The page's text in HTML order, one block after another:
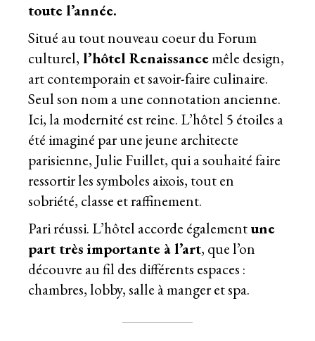
toute l’année.
Situé au tout nouveau coeur du Forum
culturel, l’hôtel Renaissancemêle design,
art contemporain et savoir-faire culinaire.
Seul son nom a une connotation ancienne.
Ici, la modernité est reine. L’hôtel 5 étoiles a
été imaginé par une jeune architecte
parisienne, Julie Fuillet, qui a souhaité faire
ressortir les symboles aixois, tout en
sobriété, classe et raffinement.
Pari réussi. L’hôtel accorde égalementune
part très importante à l’art, que l’on
découvre au fil des différents espaces :
chambres, lobby, salle à manger et spa.